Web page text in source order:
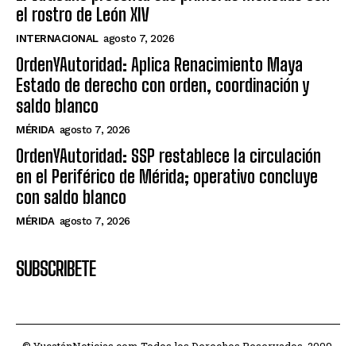
el rostro de León XIV
INTERNACIONAL agosto 7, 2026
OrdenYAutoridad: Aplica Renacimiento Maya
Estado de derecho con orden, coordinación y
saldo blanco
MÉRIDA agosto 7, 2026
OrdenYAutoridad: SSP restablece la circulación
en el Periférico de Mérida; operativo concluye
con saldo blanco
MÉRIDA agosto 7, 2026
SUBSCRIBETE